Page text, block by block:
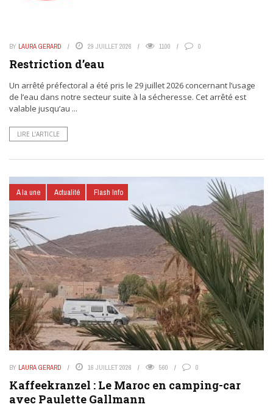
BY LAURA GERARD 29 JUILLET 2026 1100 0
Restriction d’eau
Un arrêté préfectoral a été pris le 29 juillet 2026 concernant l’usage
de l’eau dans notre secteur suite à la sécheresse. Cet arrêté est
valable jusqu’au ...
LIRE L’ARTICLE
A la une Actualité Flash Info
BY LAURA GERARD 16 JUILLET 2026 560 0
Kaffeekranzel : Le Maroc en camping-car
avec Paulette Gallmann